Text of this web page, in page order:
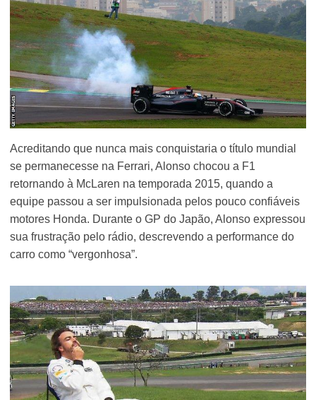
Acreditando que nunca mais conquistaria o título mundial
se permanecesse na Ferrari, Alonso chocou a F1
retornando à McLaren na temporada 2015, quando a
equipe passou a ser impulsionada pelos pouco confiáveis
motores Honda. Durante o GP do Japão, Alonso expressou
sua frustração pelo rádio, descrevendo a performance do
carro como “vergonhosa”.